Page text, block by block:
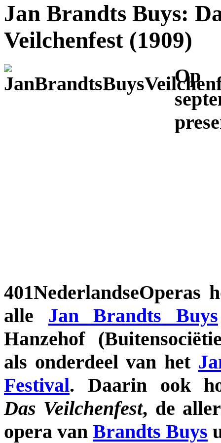
Jan Brandts Buys:
Veilchenfest (1909)
Op
401NederlandseOperas
alle Jan Brandts Buys
Hanzehof
als onderdeel van het
Festival. Daarin ook
Das Veilchenfest, de
opera van Brandts Buys